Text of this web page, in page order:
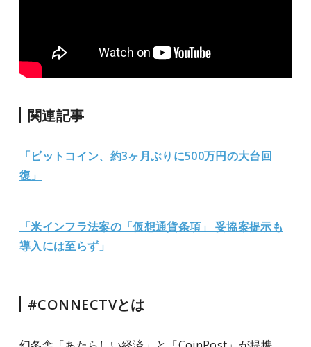
関連記事
「ビットコイン、約3ヶ月ぶりに500万円の大台回
復」
「米インフラ法案の「仮想通貨条項」 妥協案提示も
導入には至らず」
#CONNECTVとは